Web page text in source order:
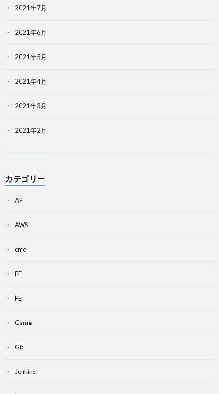
2021年7月
2021年6月
2021年5月
2021年4月
2021年3月
2021年2月
カテゴリー
AP
AWS
cmd
FE
FE
Game
Git
Jenkins